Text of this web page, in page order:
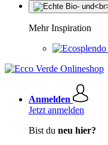
Mehr Inspiration
Anmelden
Jetzt anmelden
Bist du neu hier?